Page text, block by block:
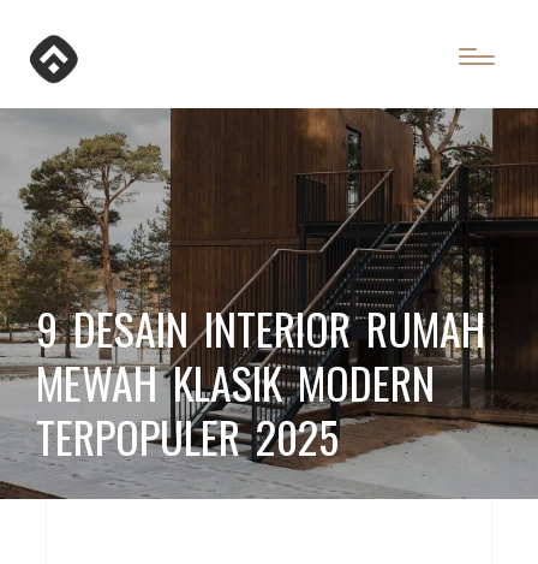
9 DESAIN INTERIOR RUMAH
MEWAH KLASIK MODERN
TERPOPULER 2025